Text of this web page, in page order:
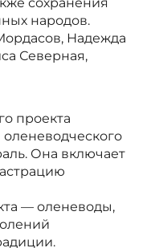
народов.
Надежда
Северная,
проекта
Она включает
— оленеводы,